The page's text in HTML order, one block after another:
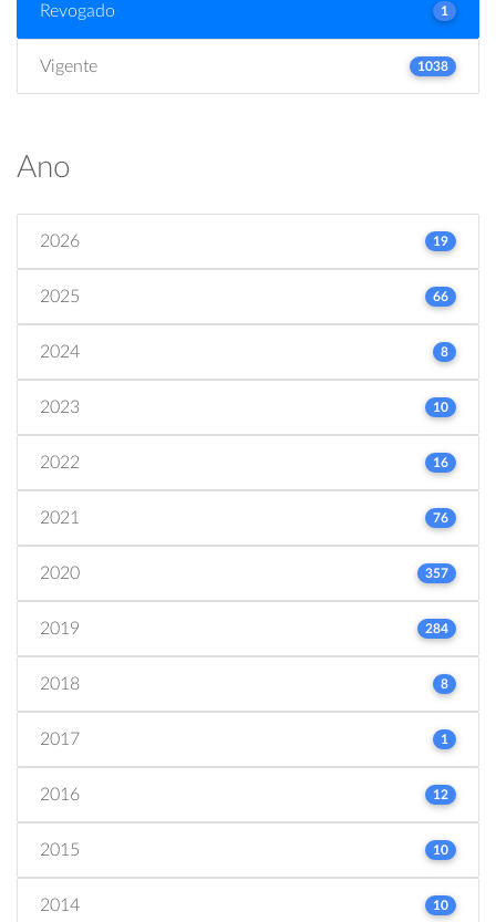
Revogado 1
Vigente 1038
Ano
2026 19
2025 66
2024 8
2023 10
2022 16
2021 76
2020 357
2019 284
2018 8
2017 1
2016 12
2015 10
2014 10